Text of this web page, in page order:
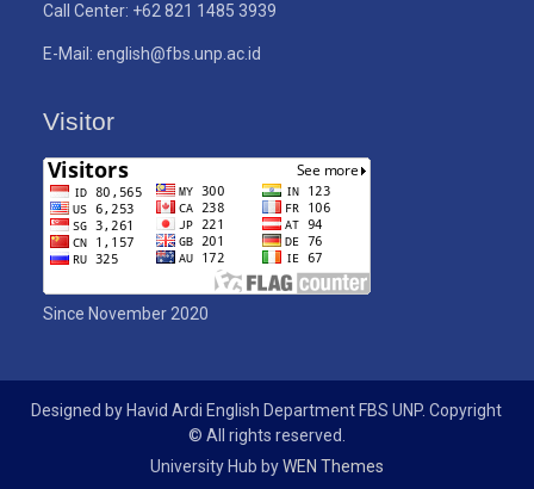
Call Center: +62 821 1485 3939
E-Mail: english@fbs.unp.ac.id
Visitor
Since November 2020
Designed by Havid Ardi English Department FBS UNP. Copyright
© All rights reserved.
University Hub byWEN Themes